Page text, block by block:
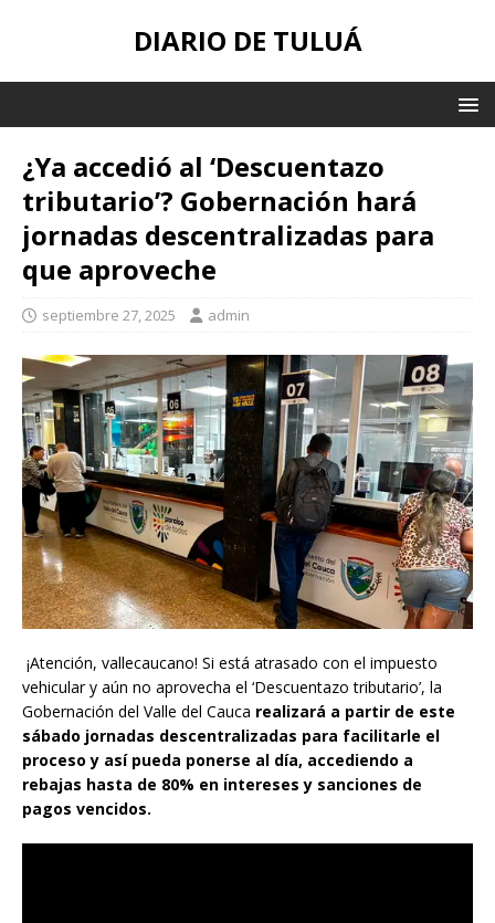
DIARIO DE TULUÁ
¿Ya accedió al ‘Descuentazo
tributario’? Gobernación hará
jornadas descentralizadas para
que aproveche
septiembre 27, 2025 admin
¡Atención, vallecaucano! Si está atrasado con el impuesto
vehicular y aún no aprovecha el ‘Descuentazo tributario’, la
Gobernación del Valle del Cauca realizará a partir de este
sábado jornadas descentralizadas para facilitarle el
proceso y así pueda ponerse al día, accediendo a
rebajas hasta de 80% en intereses y sanciones de
pagos vencidos.